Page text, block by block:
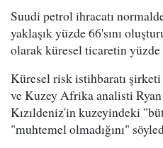
Suudi petrol ihracatı
yaklaşık yüzde 66'sını
olarak küresel ticaretin yüzde
Küresel risk istihbaratı
ve Kuzey Afrika analisti
Kızıldeniz'in kuzeyindeki
"muhtemel olmadığını"